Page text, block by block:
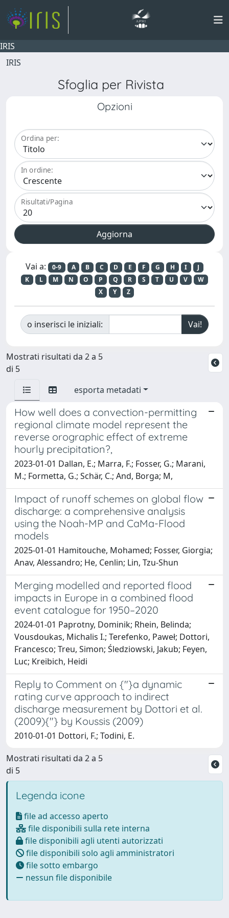
IRIS
IRIS
Sfoglia per Rivista
Opzioni
Ordina per:
In ordine:
Risultati/Pagina
Vai a: 0-9 A B C D E F G H I
J
K
L M N O P Q R S T U V
W
X
Y Z
o inserisci le iniziali:
Mostrati risultati da 2 a 5
di 5
esporta metadati
How well does a convection-permitting
regional climate model represent the
reverse orographic effect of extreme
hourly precipitation?,
2023-01-01 Dallan, E.; Marra, F.; Fosser, G.; Marani,
M.; Formetta, G.; Schär, C.; And, Borga; M,
Impact of runoff schemes on global flow
discharge: a comprehensive analysis
using the Noah-MP and CaMa-Flood
models
2025-01-01 Hamitouche, Mohamed; Fosser, Giorgia;
Anav, Alessandro; He, Cenlin; Lin, Tzu-Shun
Merging modelled and reported flood
impacts in Europe in a combined flood
event catalogue for 1950–2020
2024-01-01 Paprotny, Dominik; Rhein, Belinda;
Vousdoukas, Michalis I.; Terefenko, Paweł; Dottori,
Francesco; Treu, Simon; Śledziowski, Jakub; Feyen,
Luc; Kreibich, Heidi
Reply to Comment on {"}a dynamic
rating curve approach to indirect
discharge measurement by Dottori et al.
(2009){"} by Koussis (2009)
2010-01-01 Dottori, F.; Todini, E.
Mostrati risultati da 2 a 5
di 5
Legenda icone
file ad accesso aperto
file disponibili sulla rete interna
file disponibili agli utenti autorizzati
file disponibili solo agli amministratori
file sotto embargo
nessun file disponibile